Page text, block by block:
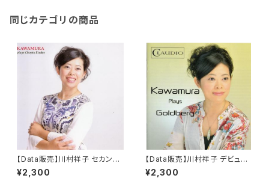
同じカテゴリの商品
【Data販売】川村祥子 セカンド・
アルバム 「KAWAMURA Plays
Chopin Etudes」
¥2,300
【Data販売】川村祥子 デビュ
ー・アルバム 「Kawamura Pla
ys Goldberg」
¥2,300